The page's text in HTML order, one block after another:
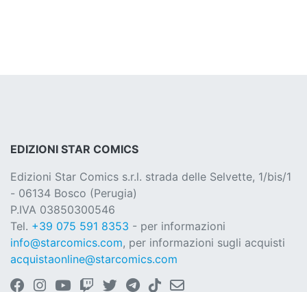
EDIZIONI STAR COMICS
Edizioni Star Comics s.r.l. strada delle Selvette, 1/bis/1
- 06134 Bosco (Perugia)
P.IVA 03850300546
Tel. +39 075 591 8353 - per informazioni
info@starcomics.com, per informazioni sugli acquisti
acquistaonline@starcomics.com